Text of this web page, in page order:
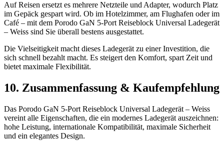
Auf Reisen ersetzt es mehrere Netzteile und Adapter, wodurch Platz
im Gepäck gespart wird. Ob im Hotelzimmer, am Flughafen oder im
Café – mit dem Porodo GaN 5-Port Reiseblock Universal Ladegerät
– Weiss sind Sie überall bestens ausgestattet.
Die Vielseitigkeit macht dieses Ladegerät zu einer Investition, die
sich schnell bezahlt macht. Es steigert den Komfort, spart Zeit und
bietet maximale Flexibilität.
10. Zusammenfassung & Kaufempfehlung
Das Porodo GaN 5-Port Reiseblock Universal Ladegerät – Weiss
vereint alle Eigenschaften, die ein modernes Ladegerät auszeichnen:
hohe Leistung, internationale Kompatibilität, maximale Sicherheit
und ein elegantes Design.